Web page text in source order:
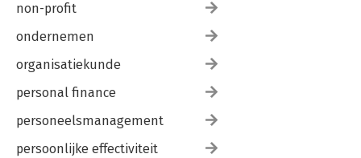
non-profit
ondernemen
organisatiekunde
personal finance
personeelsmanagement
persoonlijke effectiviteit